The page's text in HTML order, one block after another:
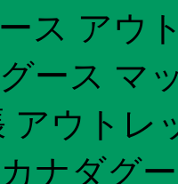
ス アウ
ース マ
アウトレ
ナダグ